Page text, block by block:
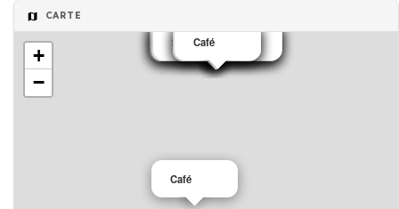
CARTE
Salons de thé café
Salons de thé café
Salons de thé café
Salons de thé café
Salons de thé café
Salons de thé café
Café
Café
Café
Café
Café
+
−